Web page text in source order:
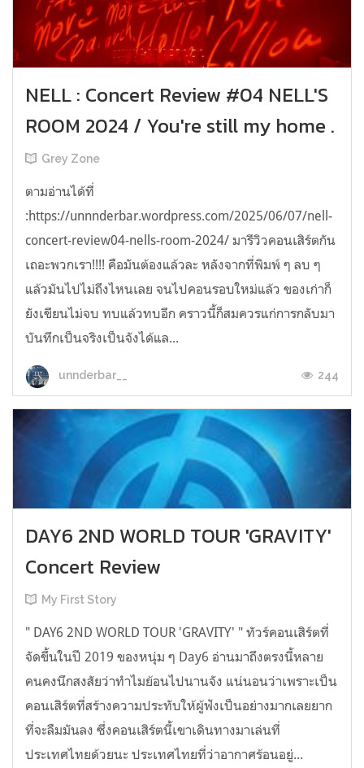
NELL : Concert Review #04 NELL'S
ROOM 2024 / You're still my home .
Grey Zone
ตามอ่านได้ที่
:https://unnnderbar.wordpress.com/2025/06/07/nell-
concert-review04-nells-room-2024/ มารีวิวคอนเสิร์ตกัน
เถอะพวกเรา!!!! คือมันต้องแล้วละ หลังจากที่พิมพ์ ๆ ลบ ๆ
แล้วมันไปไม่ถึงไหนเลย จนไปคอนรอบใหม่แล้ว ของเก่าก็
ยังเขียนไม่จบ ทบแล้วทบอีก คราวนี้ก็สมควรแก่การกลับมา
บันทึกเป็นจริงเป็นจังได้แล...
unnderbar__ 244
DAY6 2ND WORLD TOUR 'GRAVITY'
Concert Review
My First Story
" DAY6 2ND WORLD TOUR 'GRAVITY' " ทัวร์คอนเสิร์ตที่
จัดขึ้นในปี 2019 ของหนุ่ม ๆ Day6 อ่านมาถึงตรงนี้หลาย
คนคงนึกสงสัยว่าทำไมย้อนไปนานจัง แน่นอนว่าเพราะเป็น
คอนเสิร์ตที่สร้างความประทับให้ผู้ฟังเป็นอย่างมากเลยยาก
ที่จะลืมมันลง ซึ่งคอนเสิร์ตนี้เขาเดินทางมาเล่นที่
ประเทศไทยด้วยนะ ประเทศไทยที่ว่าอากาศร้อนอยู่...